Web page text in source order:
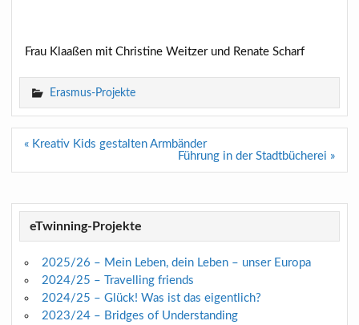
Frau Klaaßen mit Christine Weitzer und Renate Scharf
Erasmus-Projekte
Beitragsnavigation
« Kreativ Kids gestalten Armbänder
Führung in der Stadtbücherei »
eTwinning-Projekte
2025/26 – Mein Leben, dein Leben – unser Europa
2024/25 – Travelling friends
2024/25 – Glück! Was ist das eigentlich?
2023/24 – Bridges of Understanding